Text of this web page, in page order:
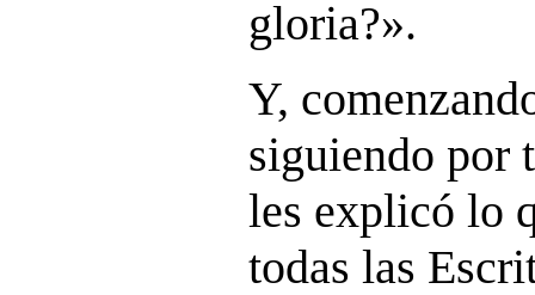
gloria?».
Y,
siguiendo por
les explicó lo
todas las